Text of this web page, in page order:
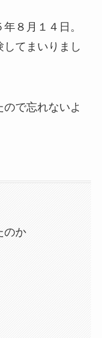
８月１４日。
してまいりまし
で忘れないよ
のか